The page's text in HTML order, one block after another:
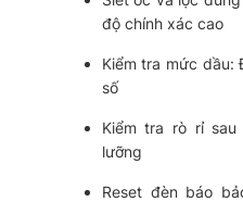
độ chính xác cao
Kiểm tra mức dầu:
số
Kiểm tra rò rỉ
lưỡng
Reset đèn báo